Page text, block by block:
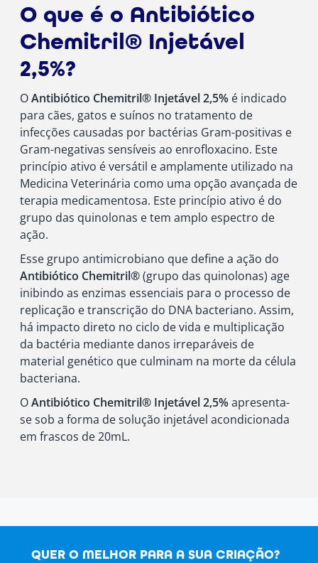
O que é o Antibiótico
Chemitril® Injetável
2,5%?
OAntibiótico Chemitril® Injetável 2,5% é indicado
para cães, gatos e suínos no tratamento de
infecções causadas por bactérias Gram-positivas e
Gram-negativas sensíveis ao enrofloxacino. Este
princípio ativo é versátil e amplamente utilizado na
Medicina Veterinária como uma opção avançada de
terapia medicamentosa. Este princípio ativo é do
grupo das quinolonas e tem amplo espectro de
ação.
Esse grupo antimicrobiano que define a ação do
Antibiótico Chemitril®(grupo das quinolonas) age
inibindo as enzimas essenciais para o processo de
replicação e transcrição do DNA bacteriano. Assim,
há impacto direto no ciclo de vida e multiplicação
da bactéria mediante danos irreparáveis de
material genético que culminam na morte da célula
bacteriana.
OAntibiótico Chemitril® Injetável 2,5%apresenta-
se sob a forma de solução injetável acondicionada
em frascos de 20mL.
QUER O MELHOR PARA A SUA CRIAÇÃO?